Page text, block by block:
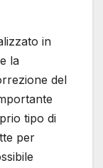
in
la
del
tipo di
per